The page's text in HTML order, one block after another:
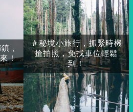
，
！
＃秘境小旅行，抓緊時機
搶拍照，免找車位輕鬆
到！